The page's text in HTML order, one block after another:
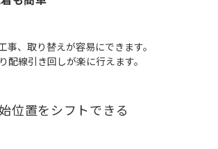
事、取り替えが容易にできます。
配線引き回しが楽に行えます。
位置をシフトできる